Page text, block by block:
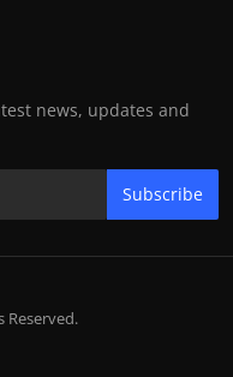
news, updates and
Subscribe
Reserved.